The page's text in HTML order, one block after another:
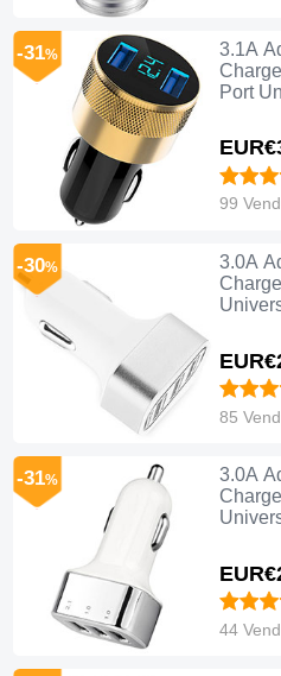
3.1A
Port
-31%
99
3.0A
-30%
85
3.0A
-31%
44